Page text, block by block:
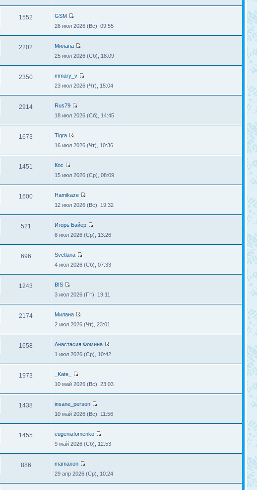
1552
GSM
26 июл 2026 (Вс), 09:55
2202
Милана
25 июл 2026 (Сб), 18:09
2350
mmary_v
23 июл 2026 (Чт), 15:04
2914
Rus79
18 июл 2026 (Сб), 14:45
1673
Tigra
16 июл 2026 (Чт), 10:36
1451
Кос
15 июл 2026 (Ср), 08:09
1600
Hamikaze
12 июл 2026 (Вс), 19:32
521
Игорь Байер
8 июл 2026 (Ср), 13:26
696
Svetlana
4 июл 2026 (Сб), 07:33
1243
BIS
3 июл 2026 (Пт), 19:11
2174
Милана
2 июл 2026 (Чт), 23:01
1658
Анастасия Фомина
1 июл 2026 (Ср), 10:42
1973
_Kate_
10 май 2026 (Вс), 23:03
1438
insane_person
10 май 2026 (Вс), 11:56
1455
eugeniafomenko
9 май 2026 (Сб), 12:53
886
mamaxon
29 апр 2026 (Ср), 10:24